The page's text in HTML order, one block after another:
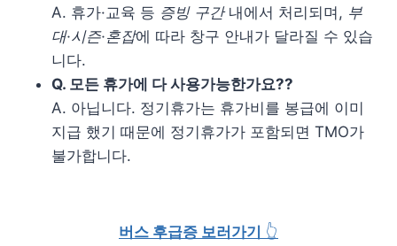
A. 휴가·교육 등 증빙 구간내에서 처리되며, 부
대·시즌·혼잡에 따라 창구 안내가 달라질 수 있습
니다.
Q. 모든 휴가에 다 사용가능한가요??
A. 아닙니다. 정기휴가는 휴가비를 봉급에 이미
지급 했기 때문에 정기휴가가 포함되면 TMO가
불가합니다.
버스 후급증 보러가기 👆